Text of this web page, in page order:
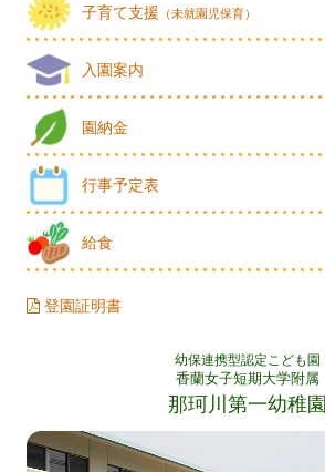
子育て支援 （未就園児保育）
入園案内
園納金
行事予定表
給食
登園証明書
幼保連携型認定こども園
香蘭女子短期大学附属
那珂川第一幼稚園